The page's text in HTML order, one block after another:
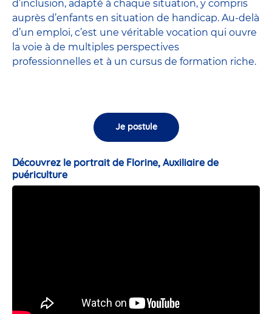
d’inclusion, adapté à chaque situation, y compris
auprès d’enfants en situation de handicap. Au-delà
d’un emploi, c’est une véritable vocation qui ouvre
la voie à de multiples perspectives
professionnelles et à un cursus de formation riche.
Je postule
Découvrez le portrait de Florine, Auxiliaire de
puériculture